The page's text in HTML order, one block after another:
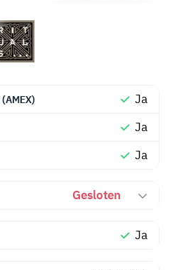
(AMEX)
Ja
Ja
Ja
Gesloten
Ja